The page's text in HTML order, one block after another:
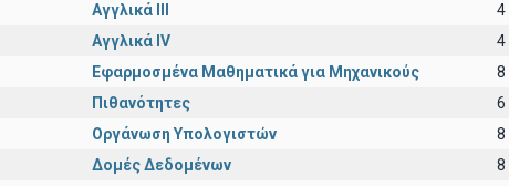
Αγγλικά III 4
Αγγλικά IV 4
Εφαρμοσμένα Μαθηματικά για Μηχανικούς 8
Πιθανότητες 6
Οργάνωση Υπολογιστών 8
Δομές Δεδομένων 8